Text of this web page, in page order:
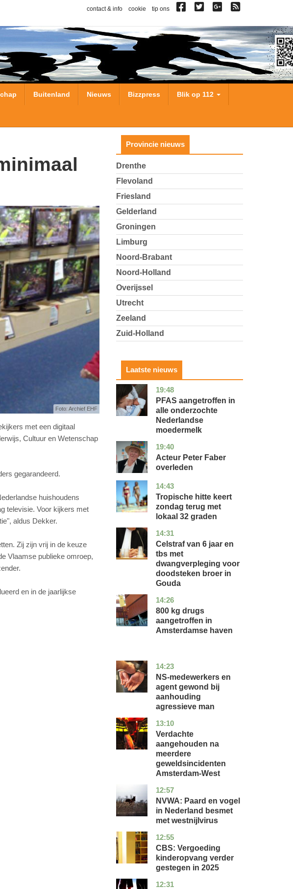
contact & info cookie tip ons
Buitenland Nieuws Bizzpress Blik op 112
Foto: Archief EHF
met een digitaal
Cultuur en Wetenschap
gegarandeerd.
huishoudens
televisie. Voor kijkers met
aldus Dekker.
Zij zijn vrij in de keuze
Vlaamse publieke omroep,
en in de jaarlijkse
Provincie nieuws
Drenthe
Flevoland
Friesland
Gelderland
Groningen
Limburg
Noord-Brabant
Noord-Holland
Overijssel
Utrecht
Zeeland
Zuid-Holland
Laatste nieuws
19:48
utrecht
gezondheid
PFAS aangetroffen in
alle onderzochte
Nederlandse
moedermelk
19:40
noord-
holland
glossy
Acteur Peter Faber
overleden
14:43
utrecht
nieuws
Tropische hitte keert
zondag terug met
lokaal 32 graden
14:31
zuid-
holland
nieuws
Celstraf van 6 jaar en
tbs met
dwangverpleging voor
doodsteken broer in
Gouda
14:26
noord-
holland
nieuws
800 kg drugs
aangetroffen in
Amsterdamse haven
14:23
flevoland
nieuws
NS-medewerkers en
agent gewond bij
aanhouding
agressieve man
13:10
noord-
holland
nieuws
Verdachte
aangehouden na
meerdere
geweldsincidenten
Amsterdam-West
12:57
utrecht
nieuws
NVWA: Paard en vogel
in Nederland besmet
met westnijlvirus
12:55
zuid-
holland
economie
CBS: Vergoeding
kinderopvang verder
gestegen in 2025
12:31
utrecht
nieuws